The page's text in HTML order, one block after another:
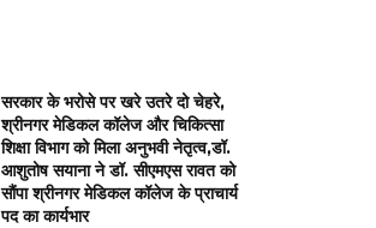
सरकार के भरोसे पर खरे उतरे दो चेहरे,
श्रीनगर मेडिकल कॉलेज और चिकित्सा
शिक्षा विभाग को मिला अनुभवी नेतृत्व,डॉ.
आशुतोष सयाना ने डॉ. सीएमएस रावत को
सौंपा श्रीनगर मेडिकल कॉलेज के प्राचार्य
पद का कार्यभार